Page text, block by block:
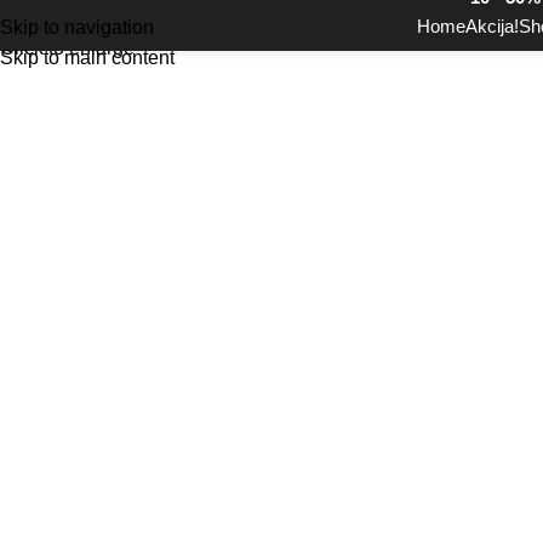
Skip to navigation
Skip to main content
HomeAkcija!
Click to enlarge